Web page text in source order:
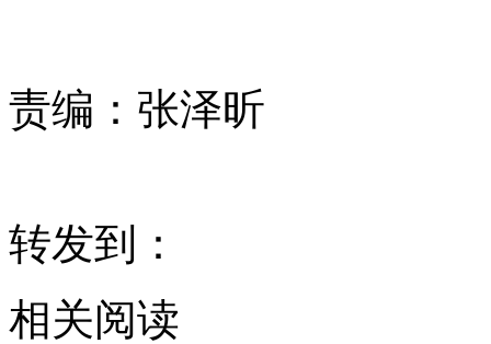
责编： 张泽昕
转发到：
相关阅读